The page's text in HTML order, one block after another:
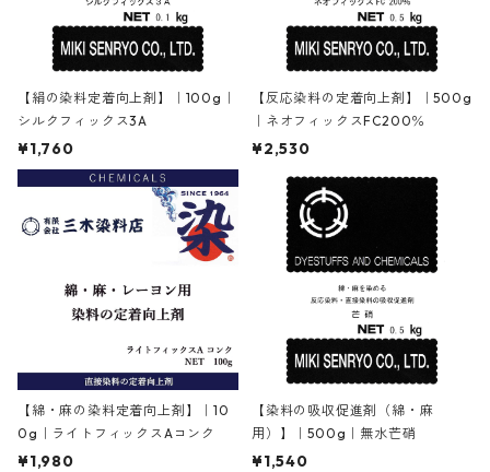
【絹の染料定着向上剤】｜100g｜
シルクフィックス3A
¥1,760
【反応染料の定着向上剤】｜500g
｜ネオフィックスFC200％
¥2,530
【綿・麻の染料定着向上剤】｜10
0g｜ライトフィックスAコンク
¥1,980
【染料の吸収促進剤（綿・麻
用）】｜500g｜無水芒硝
¥1,540